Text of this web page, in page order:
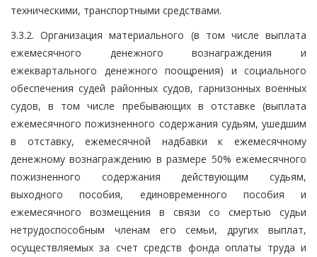
техническими, транспортными средствами.
3.3.2. Организация материального (в том числе выплата
ежемесячного денежного вознаграждения и
ежеквартального денежного поощрения) и социального
обеспечения судей районных судов, гарнизонных военных
судов, в том числе пребывающих в отставке (выплата
ежемесячного пожизненного содержания судьям, ушедшим
в отставку, ежемесячной надбавки к ежемесячному
денежному вознаграждению в размере 50% ежемесячного
пожизненного содержания действующим судьям,
выходного пособия, единовременного пособия и
ежемесячного возмещения в связи со смертью судьи
нетрудоспособным членам его семьи, других выплат,
осуществляемых за счет средств фонда оплаты труда и